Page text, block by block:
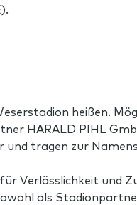
heißen.
HARALD PIHL
tragen zur
Verlässlichkeit und
als